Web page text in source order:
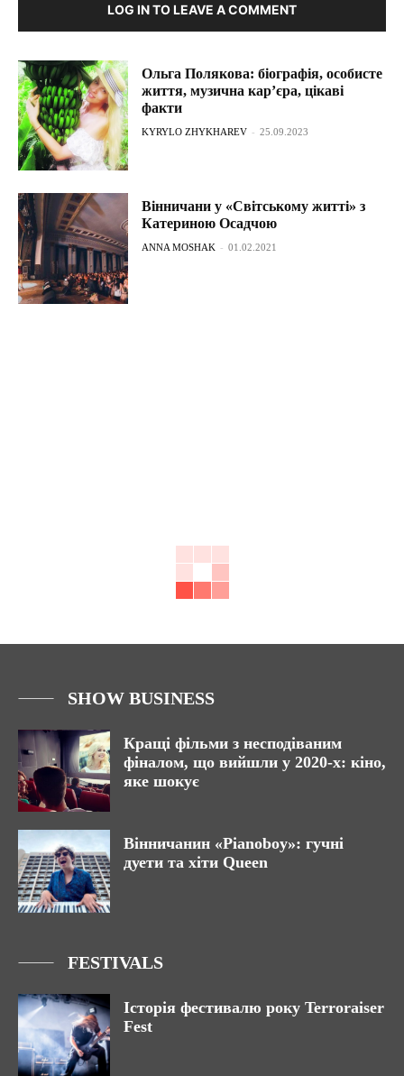
LOG IN TO LEAVE A COMMENT
Ольга Полякова: біографія, особисте
життя, музична кар’єра, цікаві
факти
KYRYLO ZHYKHAREV - 25.09.2023
Вінничани у «Світському житті» з
Катериною Осадчою
ANNA MOSHAK - 01.02.2021
SHOW BUSINESS
Кращі фільми з несподіваним
фіналом, що вийшли у 2020-х: кіно,
яке шокує
Вінничанин «Pianoboy»: гучні
дуети та хіти Queen
FESTIVALS
Історія фестивалю року Terroraiser
Fest